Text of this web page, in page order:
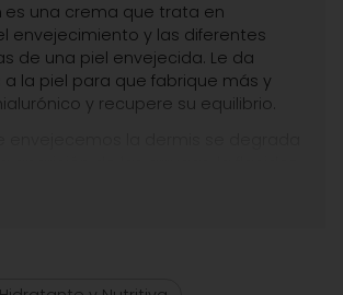
es una crema que trata en
envejecimiento y las diferentes
de una piel envejecida. Le da
la piel para que fabrique más y
y recupere su equilibrio.
Uno de los componentes clave
que da densidad a la piel.
desde las primeras